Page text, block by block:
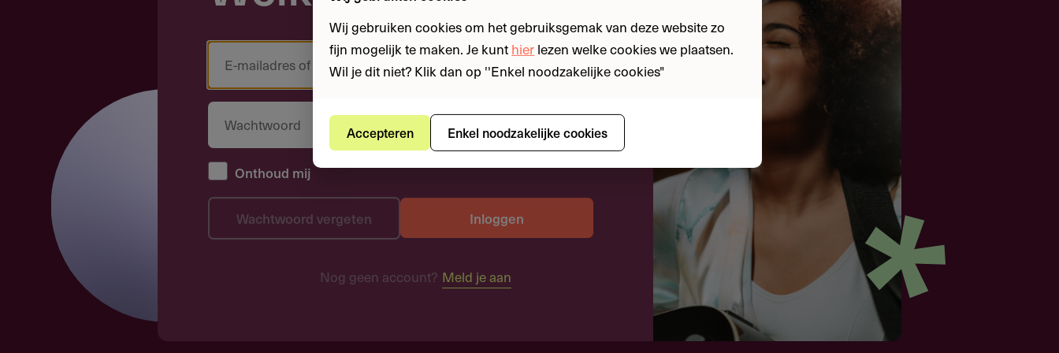
Onthoud mij
Inloggen
Wachtwoord vergeten
Nog geen account? Meld je aan
Wij gebruiken cookies om het gebruiksgemak van deze website zo
fijn mogelijk te maken. Je kunthierlezen welke cookies we plaatsen.
Wil je dit niet? Klik dan op ''Enkel noodzakelijke cookies"
Accepteren Enkel noodzakelijke cookies